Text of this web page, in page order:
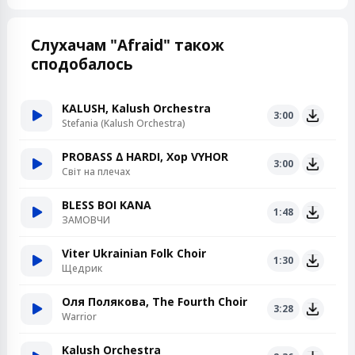
Слухачам "Afraid" також
сподобалось
KALUSH, Kalush Orchestra
Stefania (Kalush Orchestra)
3:00
PROBASS ∆ HARDI, Хор VYHOR
Світ на плечах
3:00
BLESS BOI KANA
ЗАМОВЧИ
1:48
Viter Ukrainian Folk Choir
Щедрик
1:30
Оля Полякова, The Fourth Choir
Warrior
3:28
Kalush Orchestra